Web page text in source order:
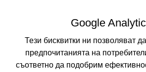
Описание
Google
Тези бисквитки ни позволяват
предпочитанията на
съответно да подобрим